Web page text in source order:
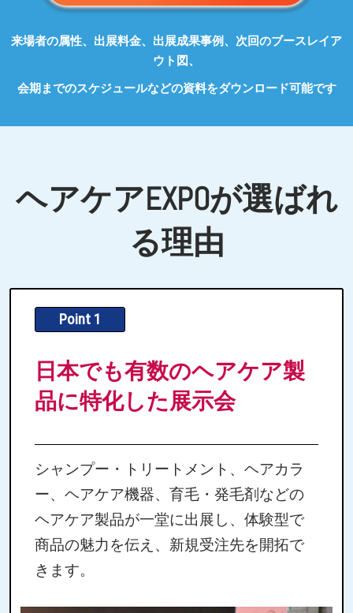
来場者の属性、出展料金、出展成果事例、次回のブースレイア
ウト図、
会期までのスケジュールなどの資料をダウンロード可能です
ヘアケアEXPOが選ばれ
る理由
Point 1
日本でも有数のヘアケア製
品に特化した展示会
シャンプー・トリートメント、ヘアカラ
ー、ヘアケア機器、育毛・発毛剤などの
ヘアケア製品が一堂に出展し、体験型で
商品の魅力を伝え、新規受注先を開拓で
きます。